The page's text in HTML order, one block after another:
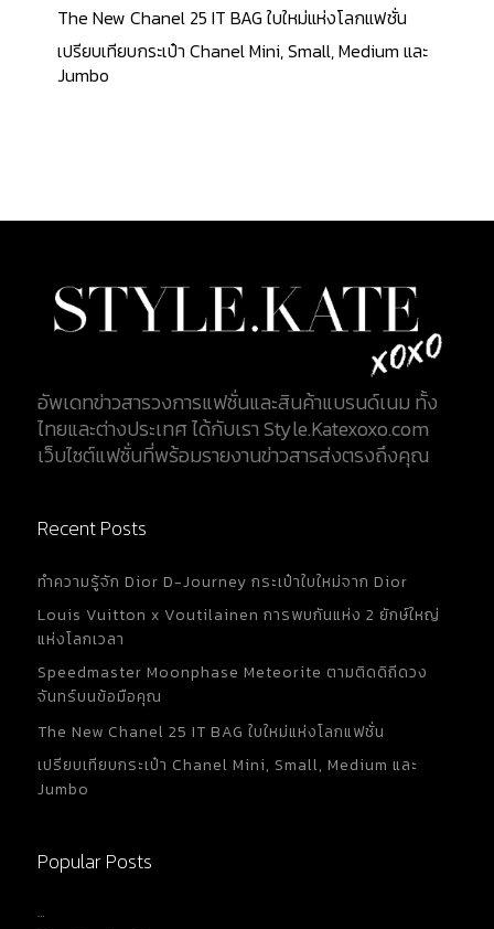
The New Chanel 25 IT BAG ใบใหม่แห่งโลกแฟชั่น
เปรียบเทียบกระเป๋า Chanel Mini, Small, Medium และ
Jumbo
อัพเดทข่าวสารวงการแฟชั่นและสินค้าแบรนด์เนม ทั้ง
ไทยและต่างประเทศ ได้กับเรา Style.Katexoxo.com
เว็บไซต์แฟชั่นที่พร้อมรายงานข่าวสารส่งตรงถึงคุณ
Recent Posts
ทำความรู้จัก Dior D-Journey กระเป๋าใบใหม่จาก Dior
Louis Vuitton x Voutilainen การพบกันแห่ง 2 ยักษ์ใหญ่
แห่งโลกเวลา
Speedmaster Moonphase Meteorite ตามติดดิถีดวง
จันทร์บนข้อมือคุณ
The New Chanel 25 IT BAG ใบใหม่แห่งโลกแฟชั่น
เปรียบเทียบกระเป๋า Chanel Mini, Small, Medium และ
Jumbo
Popular Posts
…